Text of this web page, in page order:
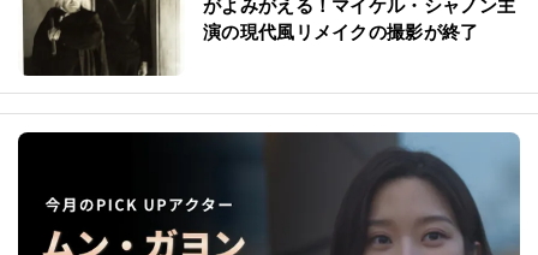
がよみがえる！マイケル・シャノン主
演の現代風リメイクの撮影が終了